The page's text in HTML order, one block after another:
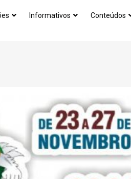
Informativos Conteúdos